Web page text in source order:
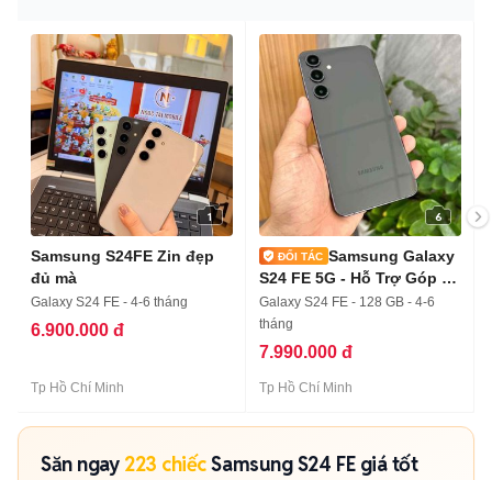
1
Samsung S24FE Zin đẹp
đủ mà
Galaxy S24 FE - 4-6 tháng
6.900.000 đ
Tp Hồ Chí Minh
6
Samsung Galaxy
S24 FE 5G - Hỗ Trợ Góp -
COD
Galaxy S24 FE - 128 GB - 4-6
tháng
7.990.000 đ
Tp Hồ Chí Minh
Săn ngay 223 chiếcSamsung S24 FE giá tốt